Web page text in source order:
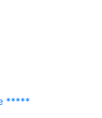
*****